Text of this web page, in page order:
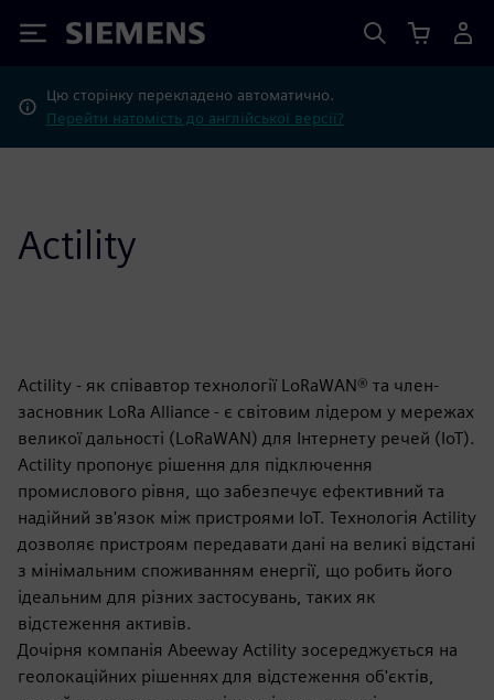
Siemens
Цю сторінку перекладено автоматично.
Перейти натомість до англійської версії?
Actility
Actility - як співавтор технології LoRaWAN® та член-
засновник LoRa Alliance - є світовим лідером у мережах
великої дальності (LoRaWAN) для Інтернету речей (IoT).
Actility пропонує рішення для підключення
промислового рівня, що забезпечує ефективний та
надійний зв'язок між пристроями IoT. Технологія Actility
дозволяє пристроям передавати дані на великі відстані
з мінімальним споживанням енергії, що робить його
ідеальним для різних застосувань, таких як
відстеження активів.
Дочірня компанія Abeeway Actility зосереджується на
геолокаційних рішеннях для відстеження об'єктів,